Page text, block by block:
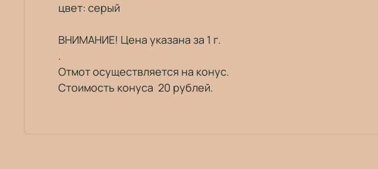
цвет: серый
ВНИМАНИЕ! Цена указана за 1 г.
.
Отмот осуществляется на конус.
Стоимость конуса 20 рублей.